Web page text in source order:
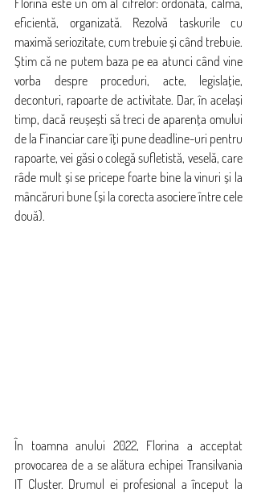
Florina este un om al cifrelor: ordonată, calmă,
eficientă, organizată. Rezolvă taskurile cu
maximă seriozitate, cum trebuie și când trebuie.
Știm că ne putem baza pe ea atunci când vine
vorba despre proceduri, acte, legislație,
deconturi, rapoarte de activitate. Dar, în același
timp, dacă reușești să treci de aparența omului
de la Financiar care îți pune deadline-uri pentru
rapoarte, vei găsi o colegă sufletistă, veselă, care
râde mult și se pricepe foarte bine la vinuri și la
mâncăruri bune (și la corecta asociere între cele
două).
În toamna anului 2022, Florina a acceptat
provocarea de a se alătura echipei Transilvania
IT Cluster. Drumul ei profesional a început la